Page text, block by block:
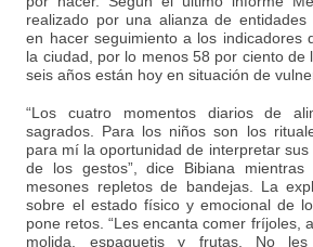
realizado por una alianza de entidades
en hacer seguimiento a los indicadores
la ciudad, por lo menos 58 por ciento de
seis años están hoy en situación de
“Los cuatro momentos diarios de
sagrados. Para los niños son los
para mí la oportunidad de interpretar
de los gestos”, dice Bibiana
mesones repletos de bandejas. La
sobre el estado físico y emocional de
pone retos. “Les encanta comer fríjoles,
molida, espaguetis y frutas. No